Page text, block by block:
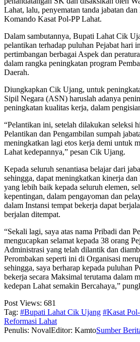
Lahat, lalu, penyematan tanda jabatan
Komando Kasat Pol-PP Lahat.
Dalam sambutannya, Bupati Lahat Cik
pelantikan terhadap puluhan Pejabat hari
pertimbangan berbagai Aspek dan
dalam rangka peningkatan program
Daerah.
Diungkapkan Cik Ujang, untuk
Sipil Negara (ASN) haruslah adanya
peningkatan kualitas kerja, dalam
“Pelantikan ini, setelah dilakukan seleksi
Pelantikan dan Pengambilan sumpah
meningkatkan lagi etos kerja demi untuk
Lahat kedepannya,” pesan Cik Ujang.
Kepada seluruh senantiasa belajar dari
sehingga, dapat meningkatkan kinerja
yang lebih baik kepada seluruh elemen,
kepentingan, dalam pengayoman dan
dalam Instansi tempat bekerja dapat
berjalan ditempat.
“Sekali lagi, saya atas nama Pribadi dan
mengucapkan selamat kepada 38 orang
Administrasi yang telah dilantik dan
Perombakan seperti ini di Organisasi
sehingga, saya berharap kepada puluhan
bekerja secara Maksimal terutama dalam
kedepan Lahat semakin Bercahaya,”
Post Views: 681
Tag: #Bupati Lahat Cik Ujang #Kasat
Reformasi Lahat
Penulis: NovalEditor: KamtoSumber